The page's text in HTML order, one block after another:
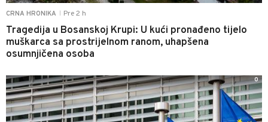
CRNA HRONIKA Pre 2 h
Tragedija u Bosanskoj Krupi: U kući pronađeno tijelo
muškarca sa prostrijelnom ranom, uhapšena
osumnjičena osoba
0